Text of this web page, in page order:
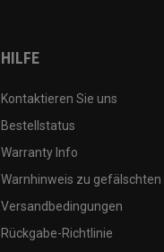
HILFE
Kontaktieren Sie uns
Bestellstatus
Warranty Info
Warnhinweis zu gefälschten
Versandbedingungen
Rückgabe-Richtlinie